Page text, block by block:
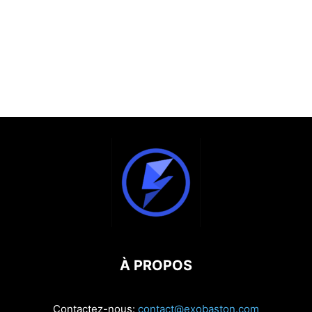
À PROPOS
Contactez-nous: contact@exobaston.com